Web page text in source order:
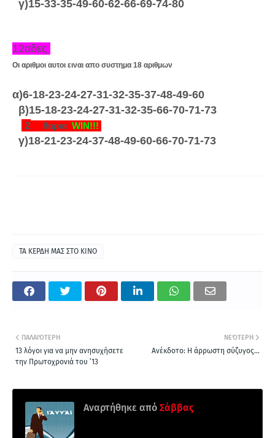
γ)15-33-35-49-60-62-66-69-74-80
12αδες
Οι αριθμοι αυτοι ειναι απο συστημα 18 αριθμων
α)6-18-23-24-27-31-32-35-37-48-49-60
β)15-18-23-24-27-31-32-35-66-70-71-73
2 8αρια WIN!!!
γ)18-21-23-24-37-48-49-60-66-70-71-73
ΤΑ ΚΕΡΔΗ ΜΑΣ ΣΤΟ ΚΙΝΟ
ΝΕΌΤΕΡΗ
Aνέκδοτο: Η άρρωστη σύζυγος...
ΠΑΛΑΙΌΤΕΡΗ
13 λόγοι για να μην ανησυχήσετε
την Πρωτοχρονιά του ’13
Αναρτήθηκε από Σάββας